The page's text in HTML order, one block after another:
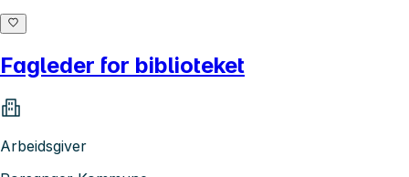
Fagleder for biblioteket
Arbeidsgiver